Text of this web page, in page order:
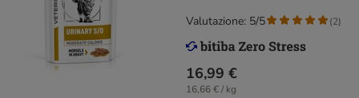
16,99 €
16,66 € / kg
Valutazione: 5/5 (2)